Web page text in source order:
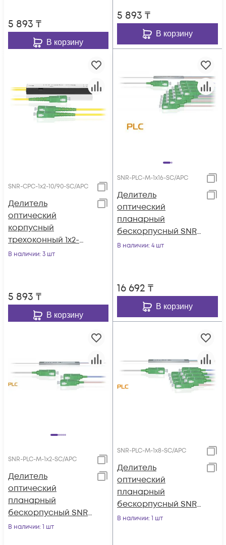
5 893 ₸
В корзину
5 893 ₸
В корзину
SNR-CPC-1x2-10/90-SC/APC
Делитель
оптический
корпусный
трехоконный 1х2-
10/90 SC/APC
В наличии: 3 шт
5 893 ₸
В корзину
SNR-PLC-M-1x16-SC/APC
Делитель
оптический
планарный
бескорпусный SNR-
PLC-M-1x16-SC/APC
В наличии: 4 шт
16 692 ₸
В корзину
SNR-PLC-M-1x2-SC/APC
Делитель
оптический
планарный
бескорпусный SNR-
PLC-M-1x2-SC/APC
В наличии: 1 шт
SNR-PLC-M-1x8-SC/APC
Делитель
оптический
планарный
бескорпусный SNR-
PLC-M-1x8-SC/APC
В наличии: 1 шт